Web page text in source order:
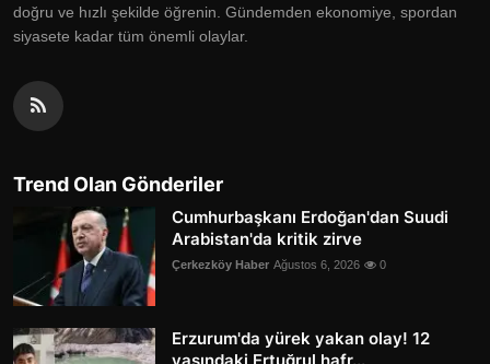
doğru ve hızlı şekilde öğrenin. Gündemden ekonomiye, spordan
siyasete kadar tüm önemli olaylar.
Trend Olan Gönderiler
Cumhurbaşkanı Erdoğan'dan Suudi
Arabistan'da kritik zirve
Çerkezköy Haber Ağustos 6, 2026 0
Erzurum'da yürek yakan olay! 12